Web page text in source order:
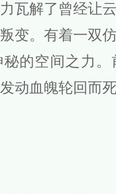
瓦解了曾经让
变。有着一双
秘的空间之力
动血魄轮回而